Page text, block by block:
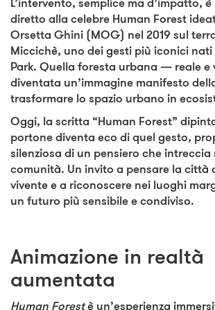
diretto alla celebre Human Forest
Orsetta Ghini (MOG) nel 2019 sul
Miccichè, uno dei gesti più iconici
Park. Quella foresta urbana — reale
diventata un’immagine manifesto
trasformare lo spazio urbano in
Oggi, la scritta “Human Forest”
portone diventa eco di quel gesto,
silenziosa di un pensiero che
comunità. Un invito a pensare la città
vivente e a riconoscere nei luoghi
un futuro più sensibile e condiviso.
Animazione in realtà
aumentata
Human Forestè un’esperienza